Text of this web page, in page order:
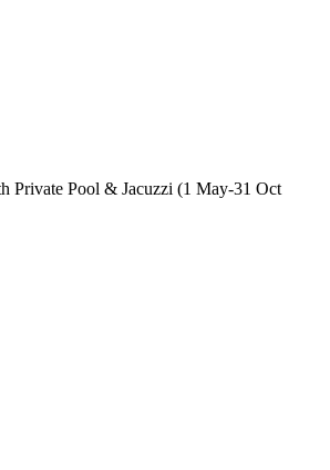
Private Pool & Jacuzzi (1 May-31 Oct